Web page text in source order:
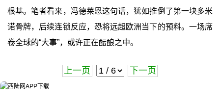
根基。笔者看来，冯德莱恩这句话，犹如推倒了第一块多米
诺骨牌，后续连锁反应，恐将远超欧洲当下的预料。一场席
卷全球的“大事”，或许正在酝酿之中。
上一页 下一页